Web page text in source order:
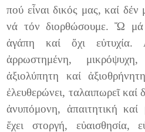
πού εἶναι δικός μας, καί
νά τόν διορθώσουμε. Ὤ μά
ἀγάπη καί ὄχι
ἀρρωστημένη,
ἀξιολύπητη καί
ἐλευθερώνει, ταλαιπωρεῖ
ἀνυπόμονη, ἀπαιτητική καί
ἔχει στοργή, εὐαισθησία,